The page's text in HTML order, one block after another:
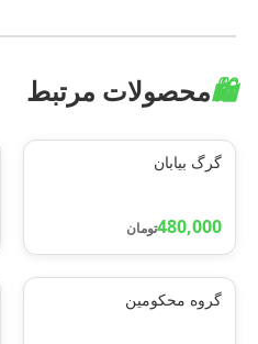
🛍️محصولات مرتبط
گرگ بیابان
480,000تومان
گروه محکومین